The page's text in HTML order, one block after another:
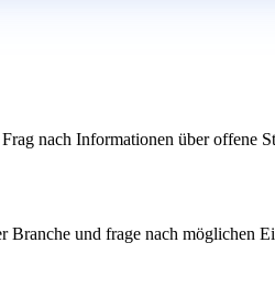
nach Informationen über offene
und frage nach möglichen